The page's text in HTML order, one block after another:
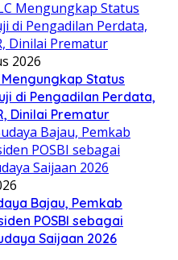
2026
Mengungkap Status
di Pengadilan Perdata,
Dinilai Prematur
Bajau, Pemkab
POSBI sebagai
Saijaan 2026